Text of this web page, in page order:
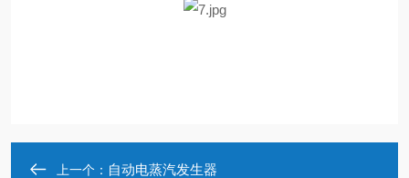
上一个： 自动电蒸汽发生器